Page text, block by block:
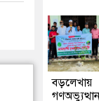
বড়লেখায়